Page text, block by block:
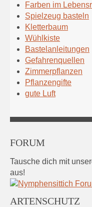
Farben im
Spielzeug basteln
Kletterbaum
Wühlkiste
Bastelanleitungen
Gefahrenquellen
Zimmerpflanzen
Pflanzengifte
gute Luft
FORUM
Tausche dich mit
aus!
ARTENSCHUTZ